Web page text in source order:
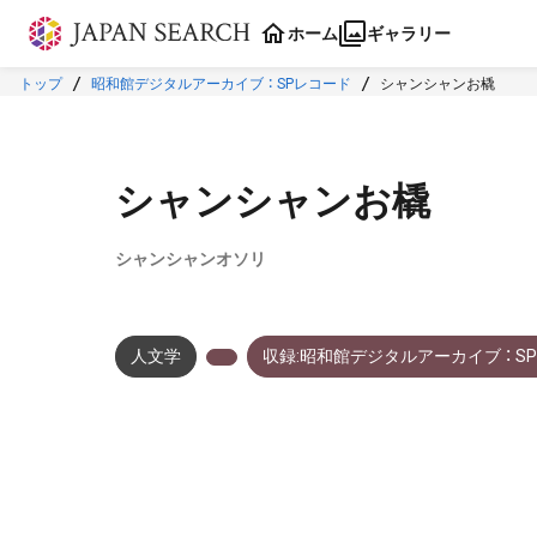
本文に飛ぶ
ホーム ギャラリー
トップ 昭和館デジタルアーカイブ ： SPレコード シャンシャンお橇
シャンシャンお橇
シャンシャンオソリ
人文学 収録:昭和館デジタルアーカイブ ：